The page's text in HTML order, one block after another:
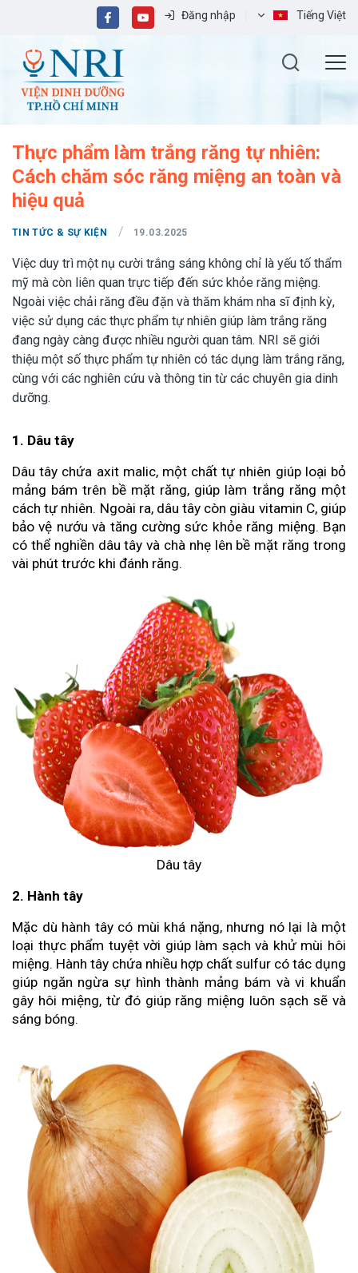
Đăng nhập Tiếng Việt
Thực phẩm làm trắng răng tự nhiên:
Cách chăm sóc răng miệng an toàn và
hiệu quả
TIN TỨC & SỰ KIỆN / 19.03.2025
Việc duy trì một nụ cười trắng sáng không chỉ là yếu tố thẩm
mỹ mà còn liên quan trực tiếp đến sức khỏe răng miệng.
Ngoài việc chải răng đều đặn và thăm khám nha sĩ định kỳ,
việc sử dụng các thực phẩm tự nhiên giúp làm trắng răng
đang ngày càng được nhiều người quan tâm. NRI sẽ giới
thiệu một số thực phẩm tự nhiên có tác dụng làm trắng răng,
cùng với các nghiên cứu và thông tin từ các chuyên gia dinh
dưỡng.
1. Dâu tây
Dâu tây chứa axit malic, một chất tự nhiên giúp loại bỏ
mảng bám trên bề mặt răng, giúp làm trắng răng một
cách tự nhiên. Ngoài ra, dâu tây còn giàu vitamin C, giúp
bảo vệ nướu và tăng cường sức khỏe răng miệng. Bạn
có thể nghiền dâu tây và chà nhẹ lên bề mặt răng trong
vài phút trước khi đánh răng.
Dâu tây
2. Hành tây
Mặc dù hành tây có mùi khá nặng, nhưng nó lại là một
loại thực phẩm tuyệt vời giúp làm sạch và khử mùi hôi
miệng. Hành tây chứa nhiều hợp chất sulfur có tác dụng
giúp ngăn ngừa sự hình thành mảng bám và vi khuẩn
gây hôi miệng, từ đó giúp răng miệng luôn sạch sẽ và
sáng bóng.